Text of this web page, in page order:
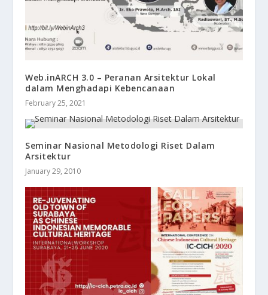
Web.inARCH 3.0 – Peranan Arsitektur Lokal
dalam Menghadapi Kebencanaan
February 25, 2021
Seminar Nasional Metodologi Riset Dalam
Arsitektur
January 29, 2010